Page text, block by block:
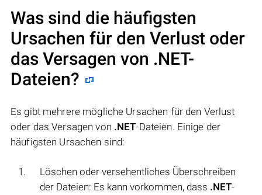
Was sind die häufigsten
Ursachen für den Verlust oder
das Versagen von .NET-
Dateien?
Es gibt mehrere mögliche Ursachen für den Verlust
oder das Versagen von .NET-Dateien. Einige der
häufigsten Ursachen sind:
Löschen oder versehentliches Überschreiben
der Dateien: Es kann vorkommen, dass .NET-